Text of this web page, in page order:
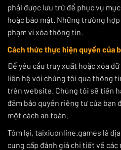
phải được lưu trữ để phục vụ
hoặc bảo mật. Những trường
phạm vi xóa thông tin.
Cách thức thực hiện quyền của
Để yêu cầu truy xuất hoặc xóa
liên hệ với chúng tôi qua thông
trên website. Chúng tôi sẽ tiến
đảm bảo quyền riêng tư của bạn
một cách an toàn.
Tóm lại, taixiuonline.games là
cung cấp đánh giá chi tiết về các